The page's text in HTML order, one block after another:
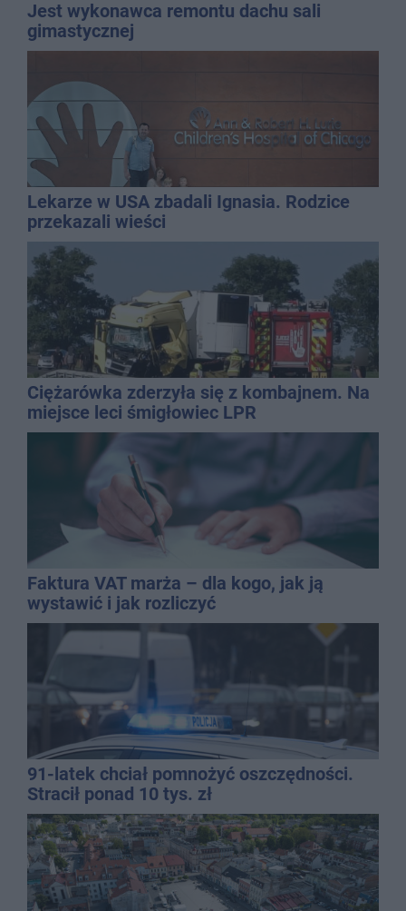
Jest wykonawca remontu dachu sali
gimastycznej
Lekarze w USA zbadali Ignasia. Rodzice
przekazali wieści
Ciężarówka zderzyła się z kombajnem. Na
miejsce leci śmigłowiec LPR
Faktura VAT marża – dla kogo, jak ją
wystawić i jak rozliczyć
91-latek chciał pomnożyć oszczędności.
Stracił ponad 10 tys. zł